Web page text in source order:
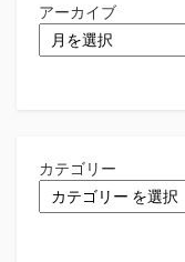
アーカイブ
カテゴリー